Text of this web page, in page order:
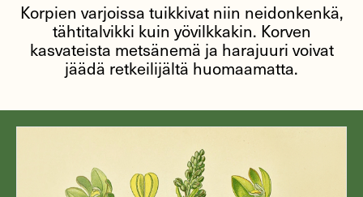
Korpien varjoissa tuikkivat niin neidonkenkä,
tähtitalvikki kuin yövilkkakin. Korven
kasvateista metsänemä ja harajuuri voivat
jäädä retkeilijältä huomaamatta.